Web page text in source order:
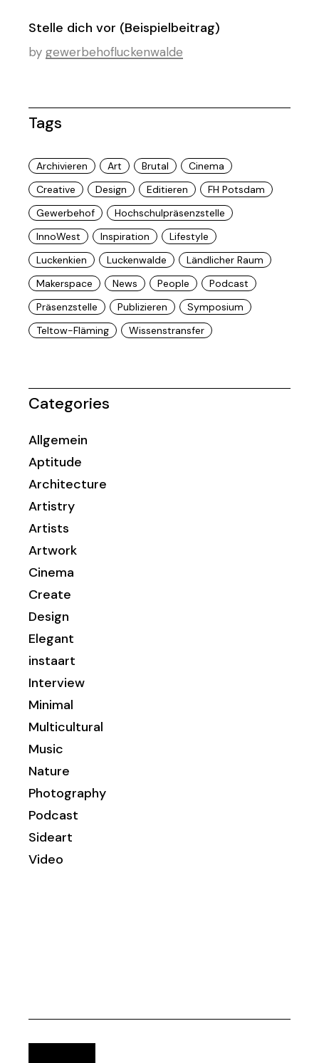
Stelle dich vor (Beispielbeitrag)
by gewerbehofluckenwalde
Tags
Archivieren Art Brutal
Cinema
Creative
Design Editieren
FH Potsdam
Gewerbehof
Hochschulpräsenzstelle
InnoWest
Inspiration
Lifestyle
Luckenkien
Luckenwalde
Ländlicher Raum
Makerspace
News People
Podcast
Präsenzstelle
Publizieren
Symposium
Teltow-Fläming
Wissenstransfer
Categories
Allgemein
Aptitude
Architecture
Artistry
Artists
Artwork
Cinema
Create
Design
Elegant
instaart
Interview
Minimal
Multicultural
Music
Nature
Photography
Podcast
Sideart
Video